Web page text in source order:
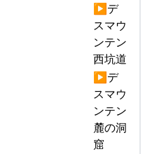
▶デ
スマウ
ンテン
西坑道
▶デ
スマウ
ンテン
麓の洞
窟